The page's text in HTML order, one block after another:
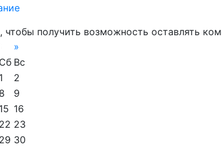
, чтобы получить возможность оставлять
»
Сб Вс
1
2
8
9
15 16
22 23
29 30